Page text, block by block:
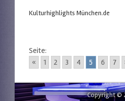
Kulturhighlights München.de
Seite:
«
1 2 3 4 5 6 7
Copyright ©